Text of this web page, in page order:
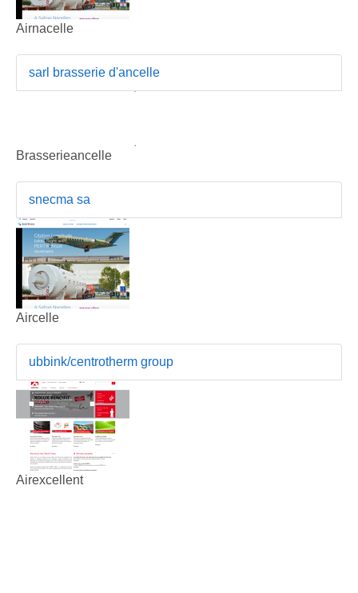
Airnacelle
sarl brasserie d'ancelle
Brasserieancelle
snecma sa
Aircelle
ubbink/centrotherm group
Airexcellent